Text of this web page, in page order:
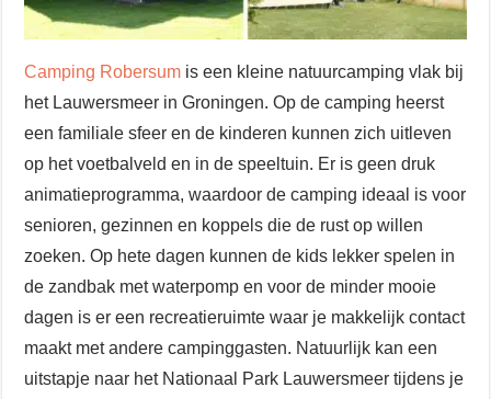
Camping Robersum is een kleine natuurcamping vlak bij
het Lauwersmeer in Groningen. Op de camping heerst
een familiale sfeer en de kinderen kunnen zich uitleven
op het voetbalveld en in de speeltuin. Er is geen druk
animatieprogramma, waardoor de camping ideaal is voor
senioren, gezinnen en koppels die de rust op willen
zoeken. Op hete dagen kunnen de kids lekker spelen in
de zandbak met waterpomp en voor de minder mooie
dagen is er een recreatieruimte waar je makkelijk contact
maakt met andere campinggasten. Natuurlijk kan een
uitstapje naar het Nationaal Park Lauwersmeer tijdens je